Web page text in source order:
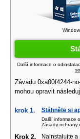
Další informace o
Závadu 0xa00f4244-
mohou opravit
krok 1. Stáhněte si
Další informace
Zásady ochrany
Krok 2. Nainstalujte